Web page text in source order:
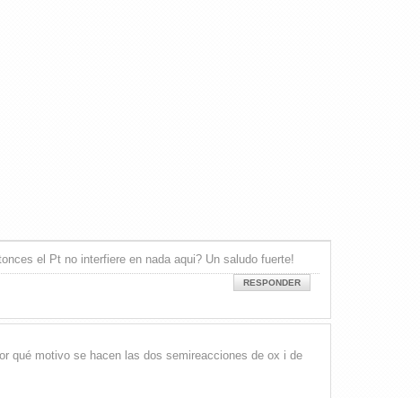
el Pt no interfiere en nada aqui? Un saludo fuerte!
RESPONDER
qué motivo se hacen las dos semireacciones de ox i de